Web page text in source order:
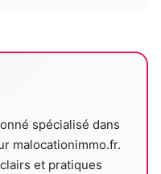
spécialisé dans
malocationimmo.fr.
et pratiques